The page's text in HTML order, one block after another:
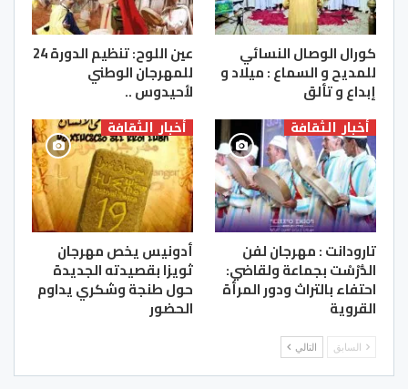
كورال الوصال النسائي
للمديح و السماع : ميلاد و
إبداع و تألق
عين اللوح: تنظيم الدورة 24
للمهرجان الوطني
لأحيدوس ..
أخبار الثقافة
تارودانت : مهرجان لفن
الدُّرْسْت بجماعة ولقاضي:
احتفاء بالتراث ودور المرأة
القروية
أخبار الثقافة
أدونيس يخص مهرجان
ثويزا بقصيدته الجديدة
حول طنجة وشكري يداوم
الحضور
السابق التالي